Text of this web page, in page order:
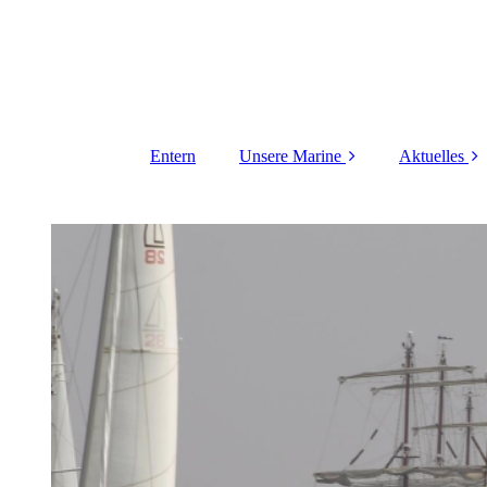
Entern Unsere Marine Aktuelles
Termine/
Newsletter
Jetzt